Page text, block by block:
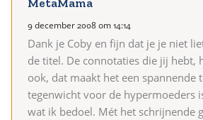
9 december 2008 om 14:14
Dank je Coby en fijn dat je je niet
de titel. De connotaties die jij hebt,
ook, dat maakt het een spannende
tegenwicht voor de hypermoeders
wat ik bedoel. Mét het schrijnende